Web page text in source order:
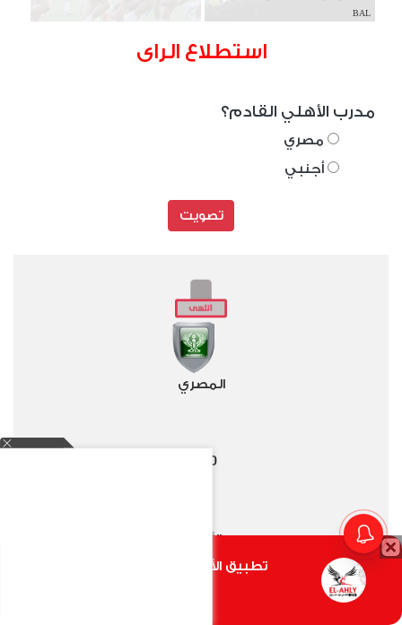
BAL
استطلاع الراى
مدرب الأهلي القادم؟
مصري
أجنبي
تصويت
المصري
0
الأهلي
تطبيق الأهلي.كوم متاح الأن